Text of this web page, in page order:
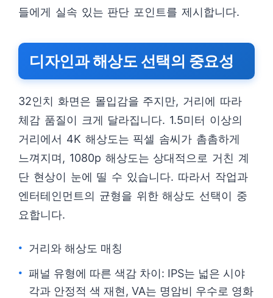
들에게 실속 있는 판단 포인트를 제시합니다.
디자인과 해상도 선택의 중요성
32인치 화면은 몰입감을 주지만, 거리에 따라
체감 품질이 크게 달라집니다. 1.5미터 이상의
거리에서 4K 해상도는 픽셀 솜씨가 촘촘하게
느껴지며, 1080p 해상도는 상대적으로 거친 계
단 현상이 눈에 띨 수 있습니다. 따라서 작업과
엔터테인먼트의 균형을 위한 해상도 선택이 중
요합니다.
거리와 해상도 매칭
패널 유형에 따른 색감 차이: IPS는 넓은 시야
각과 안정적 색 재현, VA는 명암비 우수로 영화